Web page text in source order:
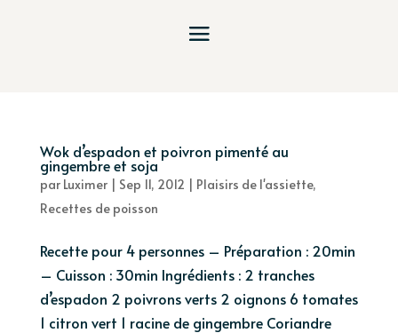
Wok d’espadon et poivron pimenté au
gingembre et soja
par Luximer| Sep 11, 2012 | Plaisirs de l'assiette,
Recettes de poisson
Recette pour 4 personnes – Préparation : 20min
– Cuisson : 30min Ingrédients : 2 tranches
d’espadon 2 poivrons verts 2 oignons 6 tomates
1 citron vert 1 racine de gingembre Coriandre